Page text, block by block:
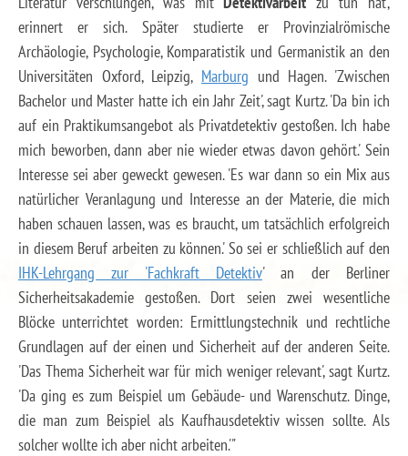
erinnert er sich. Später studierte er Provinzialrömische
Archäologie, Psychologie, Komparatistik und Germanistik an den
Universitäten Oxford, Leipzig, Marburg und Hagen. 'Zwischen
Bachelor und Master hatte ich ein Jahr Zeit', sagt Kurtz. 'Da bin ich
auf ein Praktikumsangebot als Privatdetektiv gestoßen. Ich habe
mich beworben, dann aber nie wieder etwas davon gehört.' Sein
Interesse sei aber geweckt gewesen. 'Es war dann so ein Mix aus
natürlicher Veranlagung und Interesse an der Materie, die mich
haben schauen lassen, was es braucht, um tatsächlich erfolgreich
in diesem Beruf arbeiten zu können.' So sei er schließlich auf den
IHK-Lehrgang zur 'Fachkraft Detektiv' an der Berliner
Sicherheitsakademie gestoßen. Dort seien zwei wesentliche
Blöcke unterrichtet worden: Ermittlungstechnik und rechtliche
Grundlagen auf der einen und Sicherheit auf der anderen Seite.
'Das Thema Sicherheit war für mich weniger relevant', sagt Kurtz.
'Da ging es zum Beispiel um Gebäude- und Warenschutz. Dinge,
die man zum Beispiel als Kaufhausdetektiv wissen sollte. Als
solcher wollte ich aber nicht arbeiten.'"